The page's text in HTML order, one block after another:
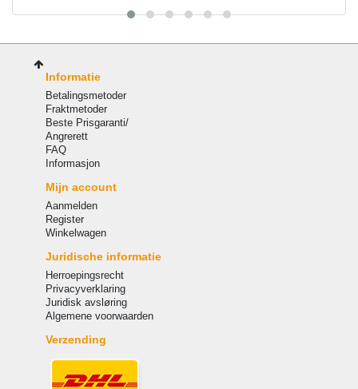
Informatie
Betalingsmetoder
Fraktmetoder
Beste Prisgaranti/
Angrerett
FAQ
Informasjon
Mijn account
Aanmelden
Register
Winkelwagen
Juridische informatie
Herroepingsrecht
Privacyverklaring
Juridisk avsløring
Algemene voorwaarden
Verzending